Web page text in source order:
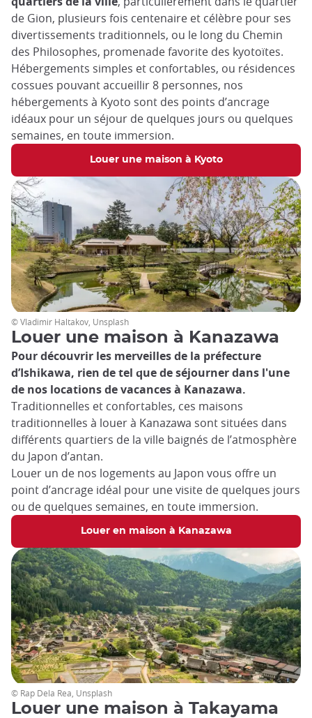
de Gion, plusieurs fois centenaire et célèbre pour ses
divertissements traditionnels, ou le long du Chemin
des Philosophes, promenade favorite des kyotoïtes.
Hébergements simples et confortables, ou résidences
cossues pouvant accueillir 8 personnes, nos
hébergements à Kyoto sont des points d’ancrage
idéaux pour un séjour de quelques jours ou quelques
semaines, en toute immersion.
Louer une maison à Kyoto
Louer une maison à Kanazawa
Pour découvrir les merveilles de la préfecture
d’Ishikawa, rien de tel que de séjourner dans l'une
de nos locations de vacances à Kanazawa.
Traditionnelles et confortables, ces maisons
traditionnelles à louer à Kanazawa sont situées dans
différents quartiers de la ville baignés de l’atmosphère
du Japon d’antan.
Louer un de nos logements au Japon vous offre un
point d’ancrage idéal pour une visite de quelques jours
ou de quelques semaines, en toute immersion.
Louer en maison à Kanazawa
© Vladimir Haltakov, Unsplash
Louer une maison à Takayama
© Rap Dela Rea, Unsplash